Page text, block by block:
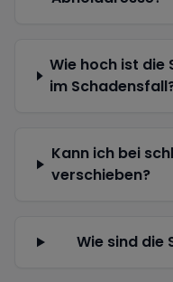
Wie hoch ist die
im
Kann ich bei
verschieben?
Wie sind die